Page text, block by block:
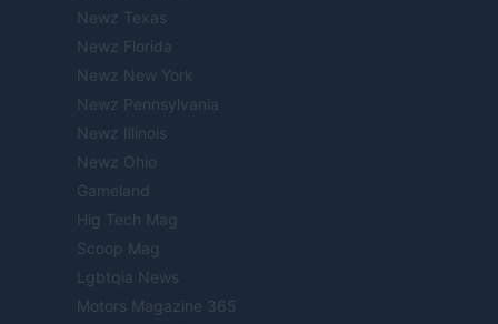
Newz Texas
Newz Florida
Newz New York
Newz Pennsylvania
Newz Illinois
Newz Ohio
Gameland
Hig Tech Mag
Scoop Mag
Lgbtqia News
Motors Magazine 365